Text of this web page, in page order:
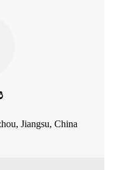
Jiangsu, China